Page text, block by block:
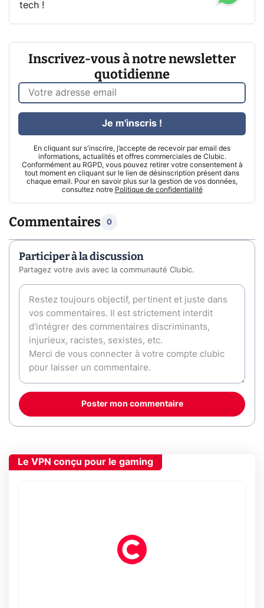
tech !
Inscrivez-vous à notre newsletter
quotidienne
En cliquant sur s'inscrire, j’accepte de recevoir par email des
informations, actualités et offres commerciales de Clubic.
Conformément au RGPD, vous pouvez retirer votre consentement à
tout moment en cliquant sur le lien de désinscription présent dans
chaque email. Pour en savoir plus sur la gestion de vos données,
consultez notre Politique de confidentialité
Je m'inscris !
Commentaires 0
Participer à la discussion
Partagez votre avis avec la communauté Clubic.
Poster mon commentaire
Le VPN conçu pour le gaming